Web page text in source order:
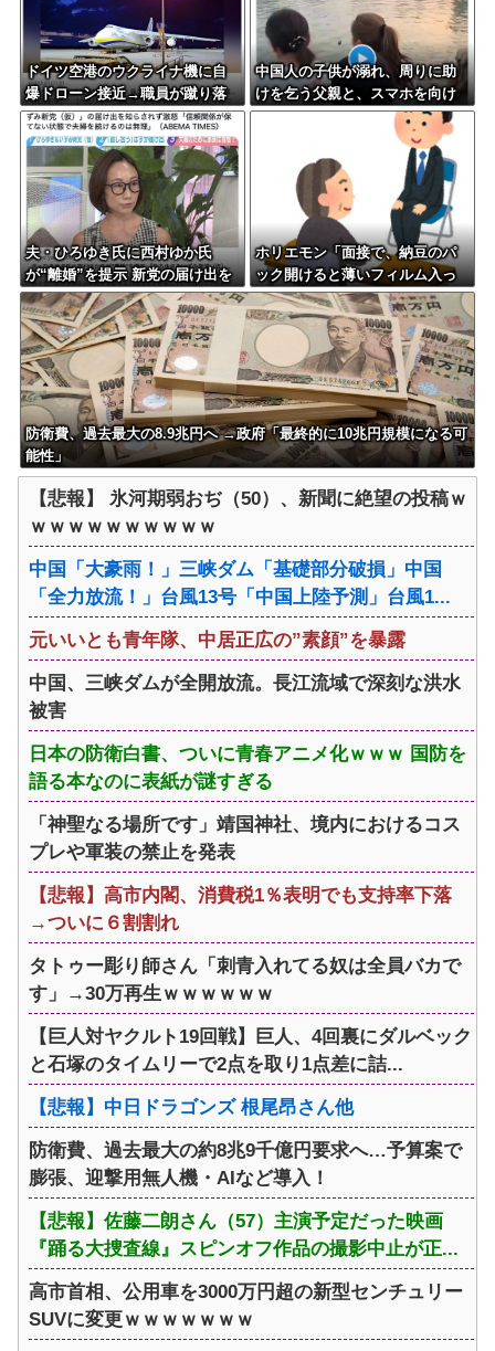
ドイツ空港のウクライナ機に自
爆ドローン接近→職員が蹴り落
とす→偶然起爆装置が壊れセー
フ
中国人の子供が溺れ、周りに助
けを乞う父親と、スマホを向け
てインプレ稼ぎの見物人
夫・ひろゆき氏に西村ゆか氏
が“離婚”を提示 新党の届け出を
知らされず激怒「信頼関係が保
てず夫婦を続けるのは無理」
ホリエモン「面接で、納豆のパ
ック開けると薄いフィルム入っ
てるけどあれなんのためか教え
てって聞くわけ」
防衛費、過去最大の8.9兆円へ →政府「最終的に10兆円規模になる可
能性」
【悲報】 氷河期弱おぢ（50）、新聞に絶望の投稿ｗ
ｗｗｗｗｗｗｗｗｗｗ
中国「大豪雨！」三峡ダム「基礎部分破損」中国
「全力放流！」台風13号「中国上陸予測」台風1...
元いいとも青年隊、中居正広の”素顔”を暴露
中国、三峡ダムが全開放流。長江流域で深刻な洪水
被害
日本の防衛白書、ついに青春アニメ化ｗｗｗ 国防を
語る本なのに表紙が謎すぎる
「神聖なる場所です」靖国神社、境内におけるコス
プレや軍装の禁止を発表
【悲報】高市内閣、消費税1％表明でも支持率下落
→ついに６割割れ
タトゥー彫り師さん「刺青入れてる奴は全員バカで
す」→30万再生ｗｗｗｗｗｗ
【巨人対ヤクルト19回戦】巨人、4回裏にダルベック
と石塚のタイムリーで2点を取り1点差に詰...
【悲報】中日ドラゴンズ 根尾昂さん他
防衛費、過去最大の約8兆9千億円要求へ…予算案で
膨張、迎撃用無人機・AIなど導入！
【悲報】佐藤二朗さん（57）主演予定だった映画
『踊る大捜査線』スピンオフ作品の撮影中止が正...
高市首相、公用車を3000万円超の新型センチュリー
SUVに変更ｗｗｗｗｗｗｗ